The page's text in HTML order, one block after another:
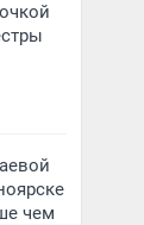
чем